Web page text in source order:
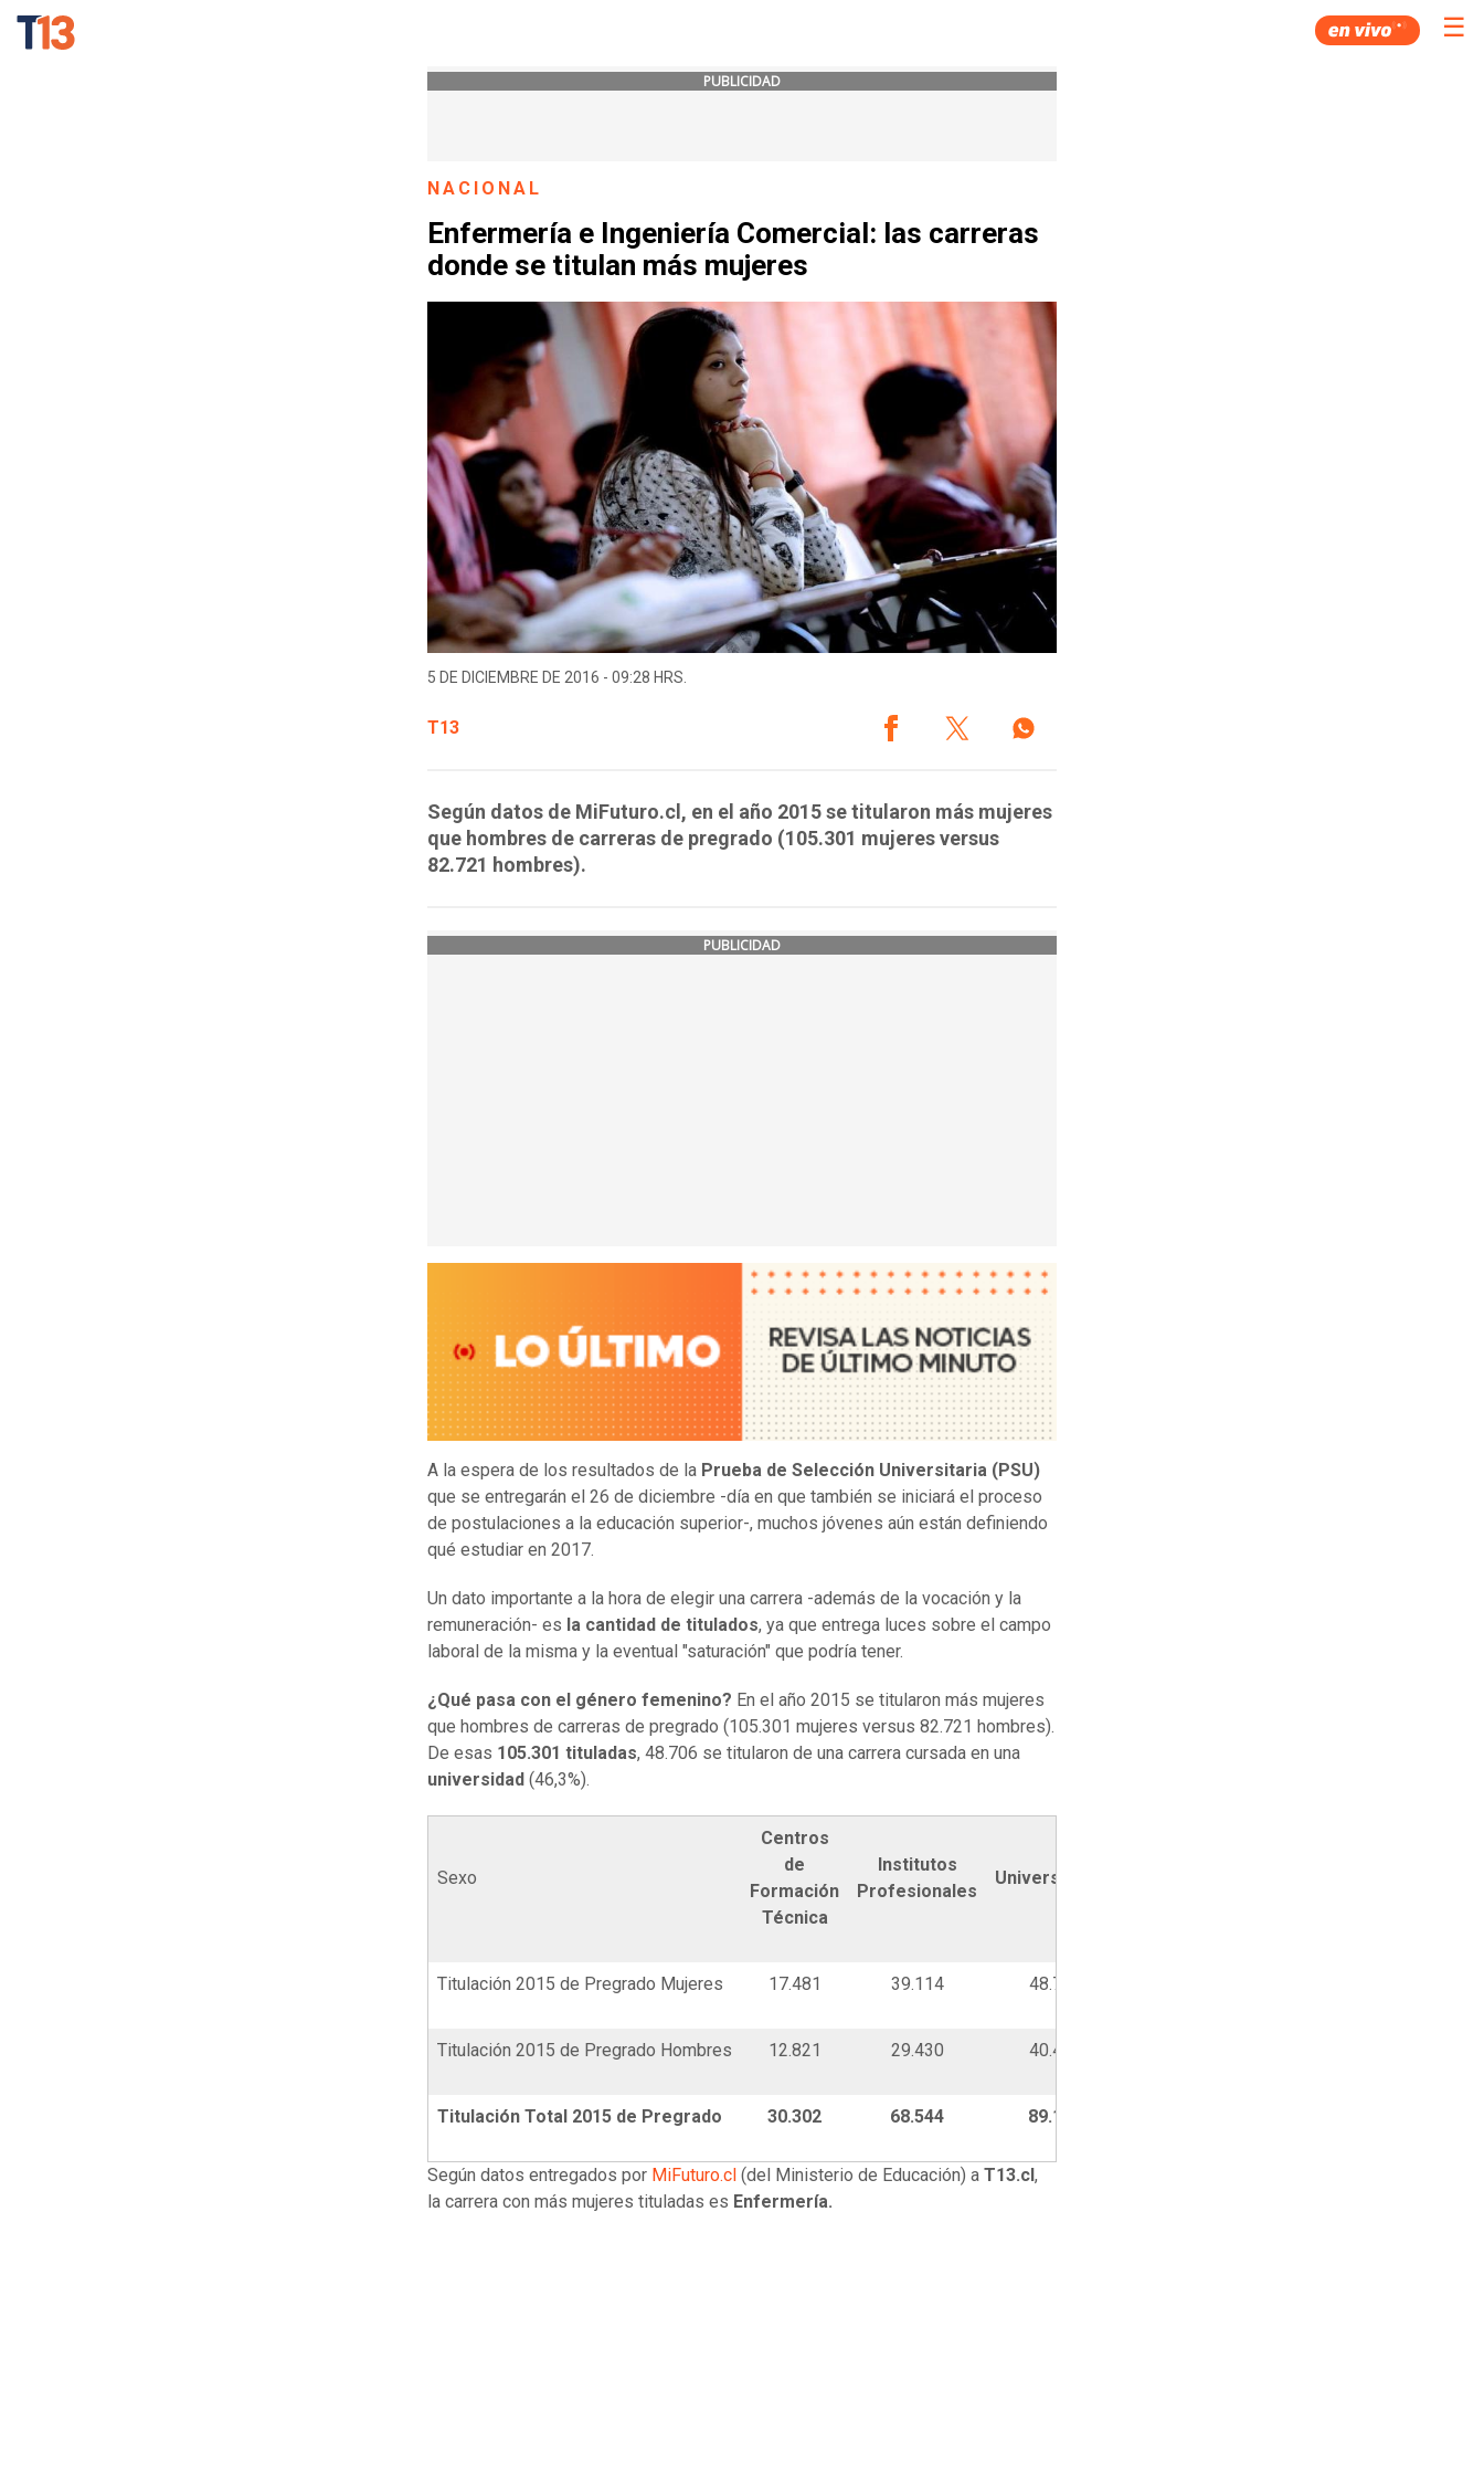
☰
PUBLICIDAD
NACIONAL
Enfermería e Ingeniería Comercial: las carreras
donde se titulan más mujeres
5 DE DICIEMBRE DE 2016 - 09:28 HRS.
T13
Según datos de MiFuturo.cl, en el año 2015 se titularon más mujeres
que hombres de carreras de pregrado (105.301 mujeres versus
82.721 hombres).
PUBLICIDAD
A la espera de los resultados de la Prueba de Selección Universitaria (PSU)
que se entregarán el 26 de diciembre -día en que también se iniciará el proceso
de postulaciones a la educación superior-, muchos jóvenes aún están definiendo
qué estudiar en 2017.
Un dato importante a la hora de elegir una carrera -además de la vocación y la
remuneración- es la cantidad de titulados, ya que entrega luces sobre el campo
laboral de la misma y la eventual "saturación" que podría tener.
¿Qué pasa con el género femenino? En el año 2015 se titularon más mujeres
que hombres de carreras de pregrado (105.301 mujeres versus 82.721 hombres).
De esas 105.301 tituladas, 48.706 se titularon de una carrera cursada en una
universidad (46,3%).
Sexo
Centros
de
Formación
Técnica
Institutos
Profesionales
Universidades
Titulación 2015 de Pregrado Mujeres 17.481 39.114 48.706
Titulación 2015 de Pregrado Hombres 12.821 29.430 40.470
Titulación Total 2015 de Pregrado 30.302 68.544 89.176
Según datos entregados por MiFuturo.cl (del Ministerio de Educación) a T13.cl ,
la carrera con más mujeres tituladas es Enfermería.